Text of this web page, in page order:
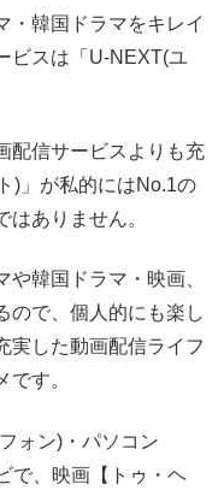
・韓国ドラマをキレイ
ビスは「U-NEXT(ユ
配信サービスよりも充
)」が私的にはNo.1の
ありません。
韓国ドラマ・映画、
ので、個人的にも楽し
実した動画配信ライフ
す。
ォン)・パソコン
で、映画【トゥ・ヘ